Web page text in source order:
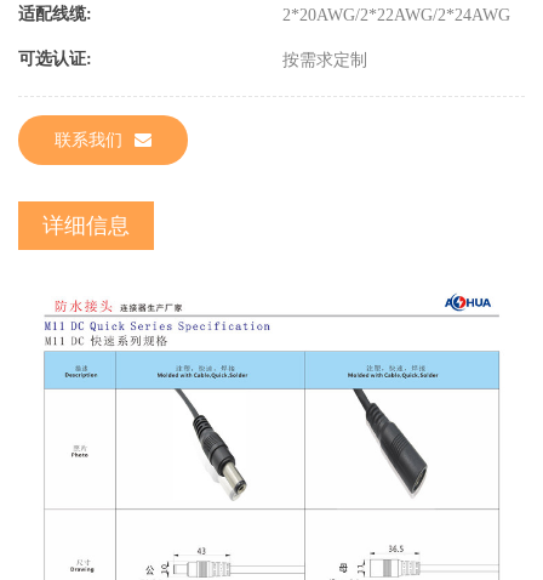
适配线缆: 2*20AWG/2*22AWG/2*24AWG
可选认证: 按需求定制
联系我们
详细信息